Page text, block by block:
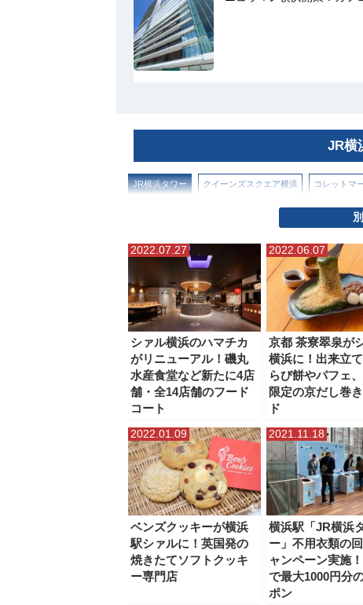
JR横
JR横浜タワー クイーンズスクエア横浜 コレットマ
フード アンド タイ
マリンアンドウォークヨコハマ ラクシスフロント（横
三井アウトレットパーク横浜ベイサイド 星天クレイ
横浜ティンバーワーフ 横浜ビブレ 横浜ベイクォー
ベーカリースクエア（横浜高島屋）
横濱ゲートタワー
2022.07.27
シァル横浜のハマチカ
がリニューアル！磯丸
水産食堂など新たに4店
舗・全14店舗のフード
コート
2022.06.07
京都 茶寮翠泉が
横浜に！出来立
らび餅やパフェ
限定の京だし巻
ド
2022.01.09
ベンズクッキーが横浜
駅シァルに！英国発の
焼きたてソフトクッキ
ー専門店
2021.11.18
横浜駅「JR横浜
ー」不用衣類の
ャンペーン実施
で最大1000円分
ポン